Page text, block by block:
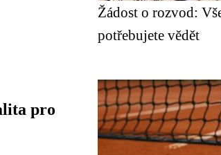
pro
Žádost o rozvod:
potřebujete vědět